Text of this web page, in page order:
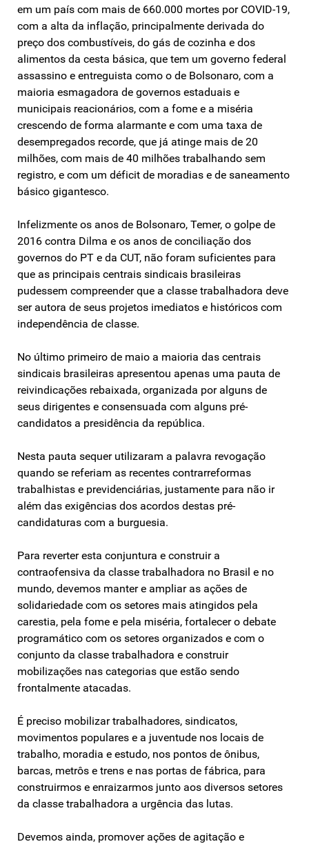
em um país com mais de 660.000 mortes por COVID-19,
com a alta da inflação, principalmente derivada do
preço dos combustíveis, do gás de cozinha e dos
alimentos da cesta básica, que tem um governo federal
assassino e entreguista como o de Bolsonaro, com a
maioria esmagadora de governos estaduais e
municipais reacionários, com a fome e a miséria
crescendo de forma alarmante e com uma taxa de
desempregados recorde, que já atinge mais de 20
milhões, com mais de 40 milhões trabalhando sem
registro, e com um déficit de moradias e de saneamento
básico gigantesco.
Infelizmente os anos de Bolsonaro, Temer, o golpe de
2016 contra Dilma e os anos de conciliação dos
governos do PT e da CUT, não foram suficientes para
que as principais centrais sindicais brasileiras
pudessem compreender que a classe trabalhadora deve
ser autora de seus projetos imediatos e históricos com
independência de classe.
No último primeiro de maio a maioria das centrais
sindicais brasileiras apresentou apenas uma pauta de
reivindicações rebaixada, organizada por alguns de
seus dirigentes e consensuada com alguns pré-
candidatos a presidência da república.
Nesta pauta sequer utilizaram a palavra revogação
quando se referiam as recentes contrarreformas
trabalhistas e previdenciárias, justamente para não ir
além das exigências dos acordos destas pré-
candidaturas com a burguesia.
Para reverter esta conjuntura e construir a
contraofensiva da classe trabalhadora no Brasil e no
mundo, devemos manter e ampliar as ações de
solidariedade com os setores mais atingidos pela
carestia, pela fome e pela miséria, fortalecer o debate
programático com os setores organizados e com o
conjunto da classe trabalhadora e construir
mobilizações nas categorias que estão sendo
frontalmente atacadas.
É preciso mobilizar trabalhadores, sindicatos,
movimentos populares e a juventude nos locais de
trabalho, moradia e estudo, nos pontos de ônibus,
barcas, metrôs e trens e nas portas de fábrica, para
construirmos e enraizarmos junto aos diversos setores
da classe trabalhadora a urgência das lutas.
Devemos ainda, promover ações de agitação e